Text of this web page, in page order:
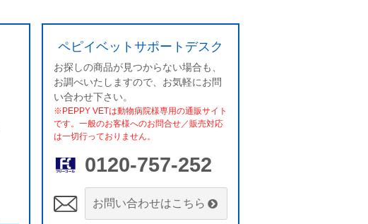
ペピイベットサポートデスク
お探しの商品が見つからない場合も、
お調べいたしますので、お気軽にお問
い合わせ下さい。
※PEPPY VETは動物病院様専用の通販サイト
です。一般のお客様へのお問合せ／販売対応
は一切行っておりません。
0120-757-252
お問い合わせはこちら